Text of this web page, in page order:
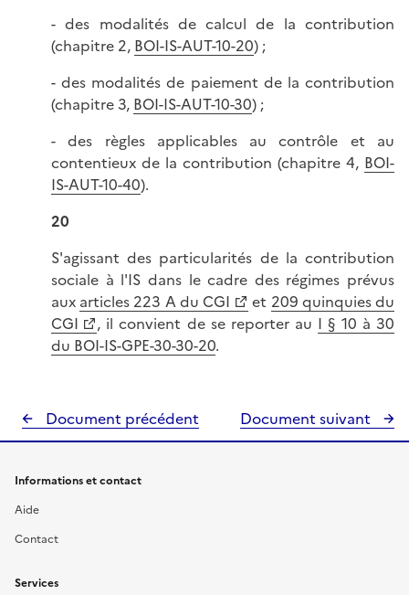
- des modalités de calcul de la contribution
(chapitre 2, BOI-IS-AUT-10-20) ;
- des modalités de paiement de la contribution
(chapitre 3, BOI-IS-AUT-10-30) ;
- des règles applicables au contrôle et au
contentieux de la contribution (chapitre 4, BOI-
IS-AUT-10-40).
20
S'agissant des particularités de la contribution
sociale à l'IS dans le cadre des régimes prévus
aux articles 223 A du CGI et 209 quinquies du
CGI
, il convient de se reporter au I § 10 à 30
du BOI-IS-GPE-30-30-20.
Document précédent Document suivant
Informations et contact
Aide
Contact
Services